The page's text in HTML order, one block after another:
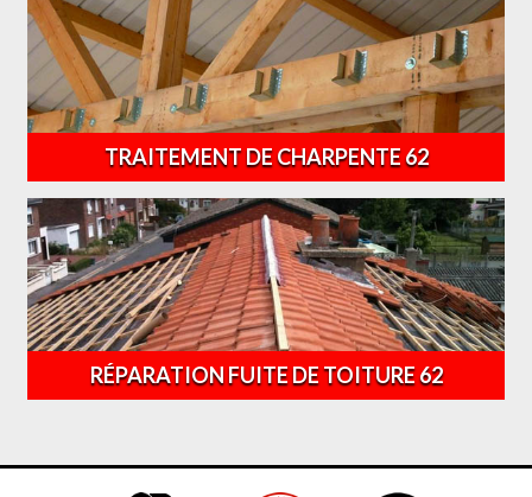
TRAITEMENT DE CHARPENTE 62
RÉPARATION FUITE DE TOITURE 62